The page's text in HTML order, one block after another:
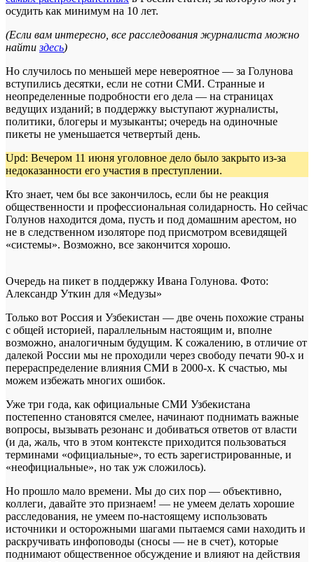
осудить как минимум на 10 лет.
(Если вам интересно, все расследования журналиста можно
найтиздесь)
Но случилось по меньшей мере невероятное — за Голунова
вступились десятки, если не сотни СМИ. Странные и
неопределенные подробности его дела — на страницах
ведущих изданий; в поддержку выступают журналисты,
политики, блогеры и музыканты; очередь на одиночные
пикеты не уменьшается четвертый день.
Upd: Вечером 11 июня уголовное дело было закрыто из-за
недоказанности его участия в преступлении.
Кто знает, чем бы все закончилось, если бы не реакция
общественности и профессиональная солидарность. Но сейчас
Голунов находится дома, пусть и под домашним арестом, но
не в следственном изоляторе под присмотром всевидящей
«системы». Возможно, все закончится хорошо.
Очередь на пикет в поддержку Ивана Голунова. Фото:
Александр Уткин для «Медузы»
Только вот Россия и Узбекистан — две очень похожие страны
с общей историей, параллельным настоящим и, вполне
возможно, аналогичным будущим. К сожалению, в отличие от
далекой России мы не проходили через свободу печати 90-х и
перераспределение влияния СМИ в 2000-х. К счастью, мы
можем избежать многих ошибок.
Уже три года, как официальные СМИ Узбекистана
постепенно становятся смелее, начинают поднимать важные
вопросы, вызывать резонанс и добиваться ответов от власти
(и да, жаль, что в этом контексте приходится пользоваться
терминами «официальные», то есть зарегистрированные, и
«неофициальные», но так уж сложилось).
Но прошло мало времени. Мы до сих пор — объективно,
коллеги, давайте это признаем! — не умеем делать хорошие
расследования, не умеем по-настоящему использовать
источники и осторожными шагами пытаемся сами находить и
раскручивать инфоповоды (сносы — не в счет), которые
поднимают общественное обсуждение и влияют на действия